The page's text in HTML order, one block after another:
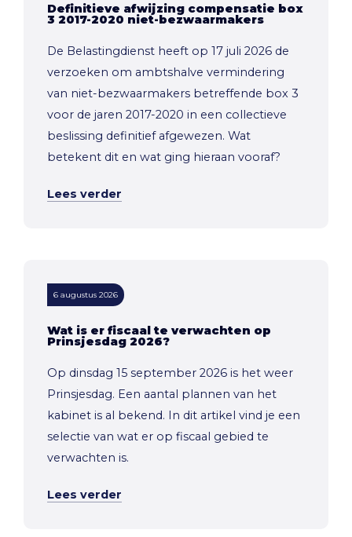
Definitieve afwijzing compensatie box
3 2017-2020 niet-bezwaarmakers
De Belastingdienst heeft op 17 juli 2026 de
verzoeken om ambtshalve vermindering
van niet-bezwaarmakers betreffende box 3
voor de jaren 2017-2020 in een collectieve
beslissing definitief afgewezen. Wat
betekent dit en wat ging hieraan vooraf?
Lees verder
6 augustus 2026
Wat is er fiscaal te verwachten op
Prinsjesdag 2026?
Op dinsdag 15 september 2026 is het weer
Prinsjesdag. Een aantal plannen van het
kabinet is al bekend. In dit artikel vind je een
selectie van wat er op fiscaal gebied te
verwachten is.
Lees verder